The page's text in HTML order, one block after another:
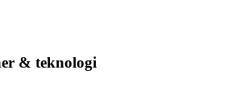
& teknologi